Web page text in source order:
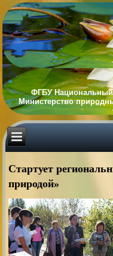
ФГБУ
Министерство
Стартует
природой»